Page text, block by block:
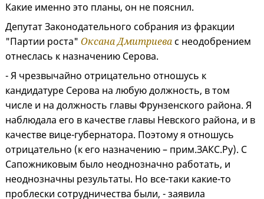
Какие именно это планы, он не пояснил.
Депутат Законодательного собрания из фракции
"Партии роста" Оксана Дмитриевас неодобрением
отнеслась к назначению Серова.
- Я чрезвычайно отрицательно отношусь к
кандидатуре Серова на любую должность, в том
числе и на должность главы Фрунзенского района. Я
наблюдала его в качестве главы Невского района, и в
качестве вице-губернатора. Поэтому я отношусь
отрицательно (к его назначению – прим.ЗАКС.Ру). С
Сапожниковым было неоднозначно работать, и
неоднозначны результаты. Но все-таки какие-то
проблески сотрудничества были, - заявила